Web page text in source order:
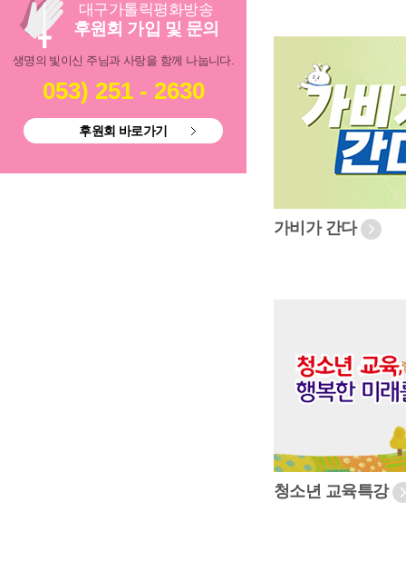
대구가톨릭평화방송
후원회 가입 및 문의
생명의 빛이신 주님과 사랑을 함께 나눕니다.
053) 251 - 2630
후원회 바로가기
가비가 간다
청소년 교육특강